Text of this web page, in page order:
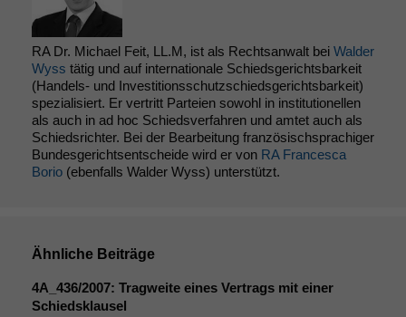
RA Dr. Michael Feit, LL.M, ist als Rechtsanwalt bei Walder
Wyss tätig und auf internationale Schiedsgerichtsbarkeit
(Handels- und Investitionsschutzschiedsgerichtsbarkeit)
spezialisiert. Er vertritt Parteien sowohl in institutionellen
als auch in ad hoc Schiedsverfahren und amtet auch als
Schiedsrichter. Bei der Bearbeitung französischsprachiger
Bundesgerichtsentscheide wird er von RA Francesca
Borio (ebenfalls Walder Wyss) unterstützt.
Ähnliche Beiträge
4A_436/2007: Tragweite eines Vertrags mit einer
Schiedsklausel
nicht
optional, es
braucht sie,
damit die
Website
korrekt
angezeigt
werden kann.
verbessern,